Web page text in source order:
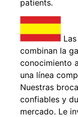
patients.
combinan la
conocimiento
una línea
Nuestras
confiables y
mercado. Le